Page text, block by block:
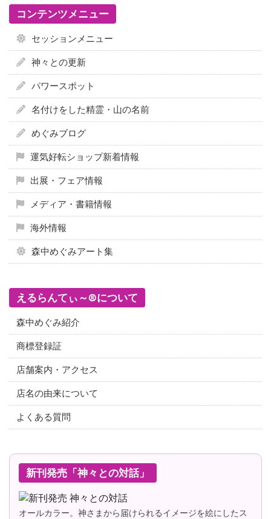
コンテンツメニュー
セッションメニュー
神々との更新
パワースポット
名付けをした精霊・山の名前
めぐみブログ
運気好転ショップ新着情報
出展・フェア情報
メディア・書籍情報
海外情報
森中めぐみアート集
えるらんてぃ～®について
森中めぐみ紹介
商標登録証
店舗案内・アクセス
店名の由来について
よくある質問
新刊発売「神々との対話」
オールカラー。神さまから届けられるイメージを絵にしたス